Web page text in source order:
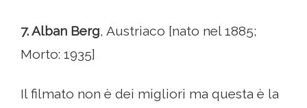
7. Alban Berg, Austriaco [nato nel 1885;
Morto: 1935]
Il filmato non è dei migliori ma questa è la